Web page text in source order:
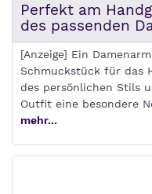
Perfekt am
des passenden
[Anzeige] Ein
Schmuckstück für das
des persönlichen Stils
Outfit eine besondere
mehr...